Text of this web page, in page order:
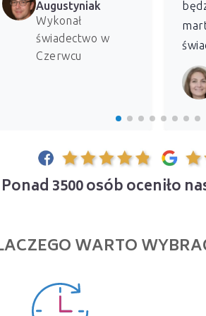
Augustyniak
Wykonał
świadectwo w
Czerwcu
Ponad 3500 osób oceniło
WARTO